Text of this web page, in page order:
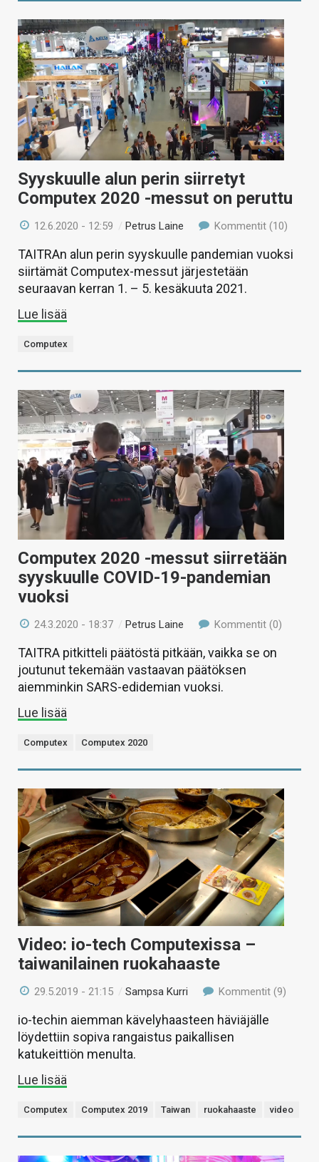
Syyskuulle alun perin siirretyt
Computex 2020 -messut on peruttu
12.6.2020 - 12:59 /Petrus Laine Kommentit (10)
TAITRAn alun perin syyskuulle pandemian vuoksi
siirtämät Computex-messut järjestetään
seuraavan kerran 1. – 5. kesäkuuta 2021.
Lue lisää
Computex
Computex 2020 -messut siirretään
syyskuulle COVID-19-pandemian
vuoksi
24.3.2020 - 18:37 / Petrus Laine Kommentit (0)
TAITRA pitkitteli päätöstä pitkään, vaikka se on
joutunut tekemään vastaavan päätöksen
aiemminkin SARS-edidemian vuoksi.
Lue lisää
Computex Computex 2020
Video: io-tech Computexissa –
taiwanilainen ruokahaaste
29.5.2019 - 21:15 /Sampsa Kurri Kommentit (9)
io-techin aiemman kävelyhaasteen häviäjälle
löydettiin sopiva rangaistus paikallisen
katukeittiön menulta.
Lue lisää
Computex Computex 2019 Taiwan ruokahaaste video